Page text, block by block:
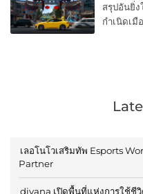
สรุปอันยิ่
กำเนิดเมื
เลอโนโวเสริมทัพ Esports
Partner
divana เปิดพื้นที่แห่งการใช้ชี